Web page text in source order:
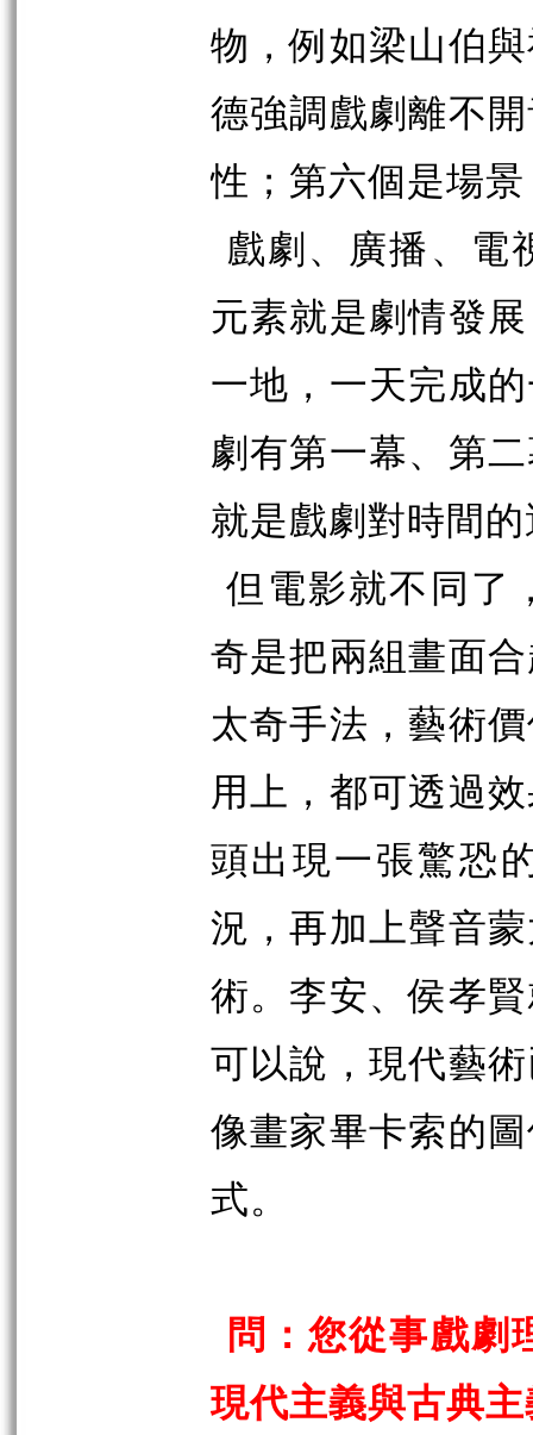
物，例如梁山伯
德強調戲劇離不
性；第六個是場
戲劇、廣播、電
元素就是劇情發
一地，一天完成
劇有第一幕、第
就是戲劇對時間
但電影就不同了
奇是把兩組畫面
太奇手法，藝術
用上，都可透過
頭出現一張驚恐
況，再加上聲音
術。李安、侯孝
可以說，現代藝
像畫家畢卡索的
式。
問：您從事戲劇
現代主義與古典